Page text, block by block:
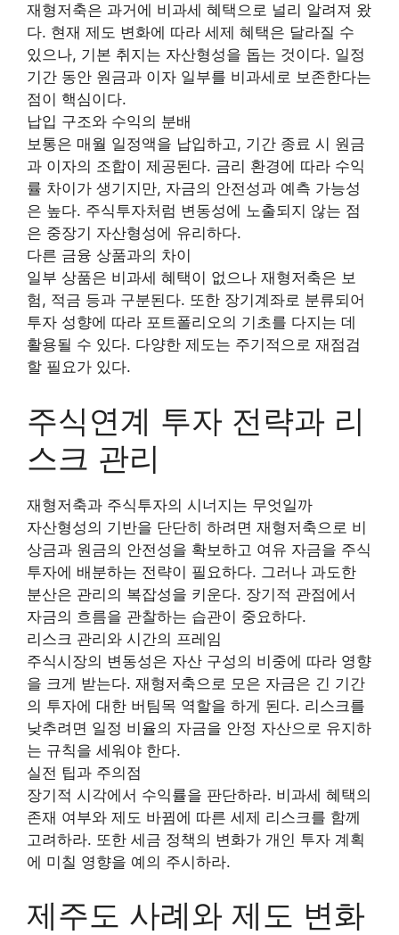
재형저축은 과거에 비과세 혜택으로 널리 알려져 왔
다. 현재 제도 변화에 따라 세제 혜택은 달라질 수
있으나, 기본 취지는 자산형성을 돕는 것이다. 일정
기간 동안 원금과 이자 일부를 비과세로 보존한다는
점이 핵심이다.
납입 구조와 수익의 분배
보통은 매월 일정액을 납입하고, 기간 종료 시 원금
과 이자의 조합이 제공된다. 금리 환경에 따라 수익
률 차이가 생기지만, 자금의 안전성과 예측 가능성
은 높다. 주식투자처럼 변동성에 노출되지 않는 점
은 중장기 자산형성에 유리하다.
다른 금융 상품과의 차이
일부 상품은 비과세 혜택이 없으나 재형저축은 보
험, 적금 등과 구분된다. 또한 장기계좌로 분류되어
투자 성향에 따라 포트폴리오의 기초를 다지는 데
활용될 수 있다. 다양한 제도는 주기적으로 재점검
할 필요가 있다.
주식연계 투자 전략과 리
스크 관리
재형저축과 주식투자의 시너지는 무엇일까
자산형성의 기반을 단단히 하려면 재형저축으로 비
상금과 원금의 안전성을 확보하고 여유 자금을 주식
투자에 배분하는 전략이 필요하다. 그러나 과도한
분산은 관리의 복잡성을 키운다. 장기적 관점에서
자금의 흐름을 관찰하는 습관이 중요하다.
리스크 관리와 시간의 프레임
주식시장의 변동성은 자산 구성의 비중에 따라 영향
을 크게 받는다. 재형저축으로 모은 자금은 긴 기간
의 투자에 대한 버팀목 역할을 하게 된다. 리스크를
낮추려면 일정 비율의 자금을 안정 자산으로 유지하
는 규칙을 세워야 한다.
실전 팁과 주의점
장기적 시각에서 수익률을 판단하라. 비과세 혜택의
존재 여부와 제도 바뀜에 따른 세제 리스크를 함께
고려하라. 또한 세금 정책의 변화가 개인 투자 계획
에 미칠 영향을 예의 주시하라.
제주도 사례와 제도 변화